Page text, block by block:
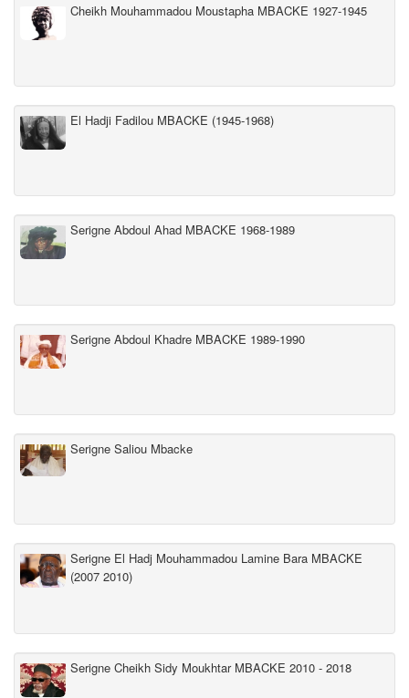
Cheikh Mouhammadou Moustapha MBACKE 1927-1945
El Hadji Fadilou MBACKE (1945-1968)
Serigne Abdoul Ahad MBACKE 1968-1989
Serigne Abdoul Khadre MBACKE 1989-1990
Serigne Saliou Mbacke
Serigne El Hadj Mouhammadou Lamine Bara MBACKE
(2007 2010)
Serigne Cheikh Sidy Moukhtar MBACKE 2010 - 2018